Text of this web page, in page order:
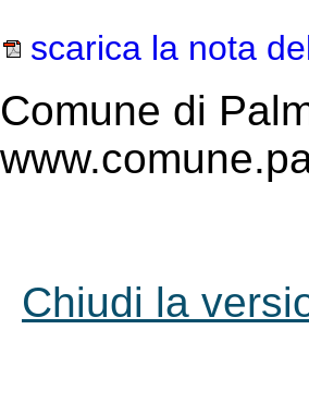
scarica la nota
Comune di
Chiudi la